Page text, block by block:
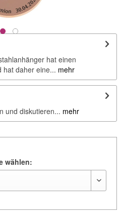
hat einen
hat daher eine... mehr
und diskutieren... mehr
wählen: